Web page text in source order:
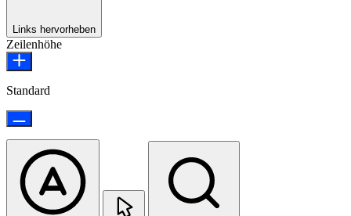
Links hervorheben
Zeilenhöhe
Standard